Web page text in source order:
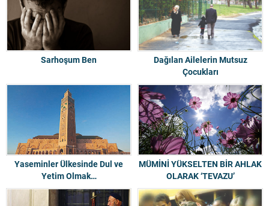
Sarhoşum Ben
Dağılan Ailelerin Mutsuz
Çocukları
Yaseminler Ülkesinde Dul ve
Yetim Olmak…
MÜMİNİ YÜKSELTEN BİR AHLAK
OLARAK ‘TEVAZU’